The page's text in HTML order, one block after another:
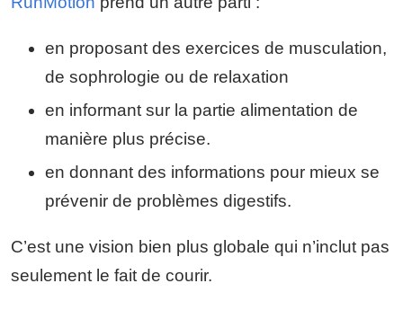
en proposant des exercices de musculation,
de sophrologie ou de relaxation
en informant sur la partie alimentation de
manière plus précise.
en donnant des informations pour mieux se
prévenir de problèmes digestifs.
C’est une vision bien plus globale qui n’inclut pas
seulement le fait de courir.